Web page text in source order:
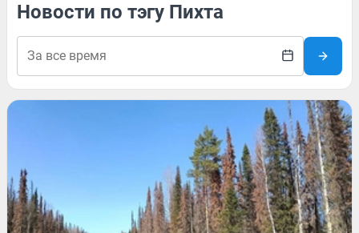
Новости по тэгу Пихта